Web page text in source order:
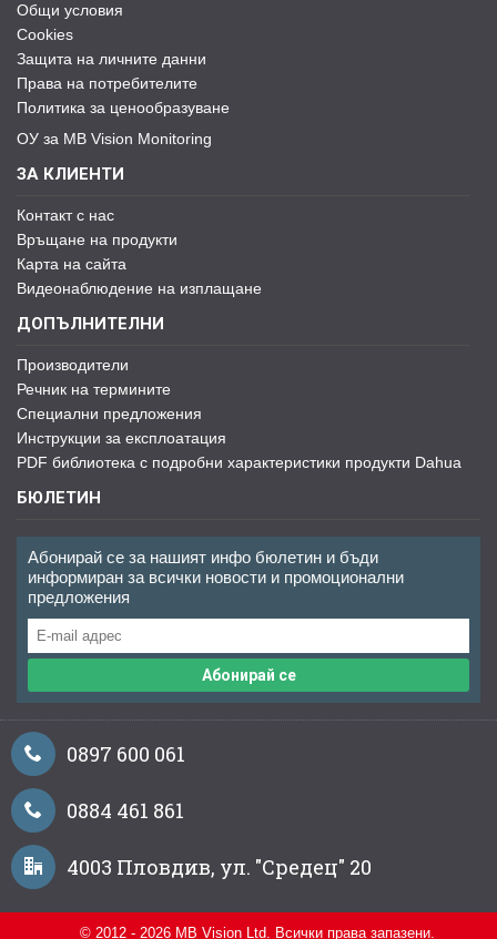
Общи условия
Cookies
Защита на личните данни
Права на потребителите
Политика за ценообразуване
ОУ за MB Vision Monitoring
ЗА КЛИЕНТИ
Контакт с нас
Връщане на продукти
Карта на сайта
Видеонаблюдение на изплащане
ДОПЪЛНИТЕЛНИ
Производители
Речник на термините
Специални предложения
Инструкции за експлоатация
PDF библиотека с подробни характеристики продукти Dahua
БЮЛЕТИН
Абонирай се за нашият инфо бюлетин и бъди
информиран за всички новости и промоционални
предложения
Абонирай се
0897 600 061
0884 461 861
4003 Пловдив, ул. "Средец" 20
© 2012 - 2026 MB Vision Ltd. Всички права запазени.